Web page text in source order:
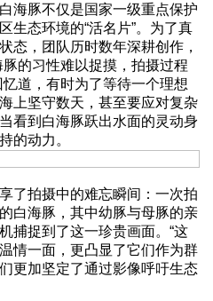
豚不仅是国家一级重点保护
生态环境的“活名片”。为了真
态，团队历时数年深耕创作，
的习性难以捉摸，拍摄过程
道，有时为了等待一个理想
上坚守数天，甚至要应对复杂
看到白海豚跃出水面的灵动身
的动力。
拍摄中的难忘瞬间：一次拍
白海豚，其中幼豚与母豚的亲
捕捉到了这一珍贵画面。“这
情一面，更凸显了它们作为群
更加坚定了通过影像呼吁生态